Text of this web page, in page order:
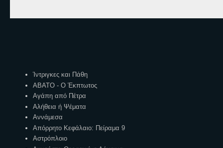
Ίντριγκες και Πάθη
ΑΒΑΤΟ - Ο Έκπτωτος
Αγάπη από Πέτρα
Αλήθεια ή Ψέματα
Αννάμεσα
Απόρρητο Κεφάλαιο: Πείραμα 9
Αστρόπλοιο